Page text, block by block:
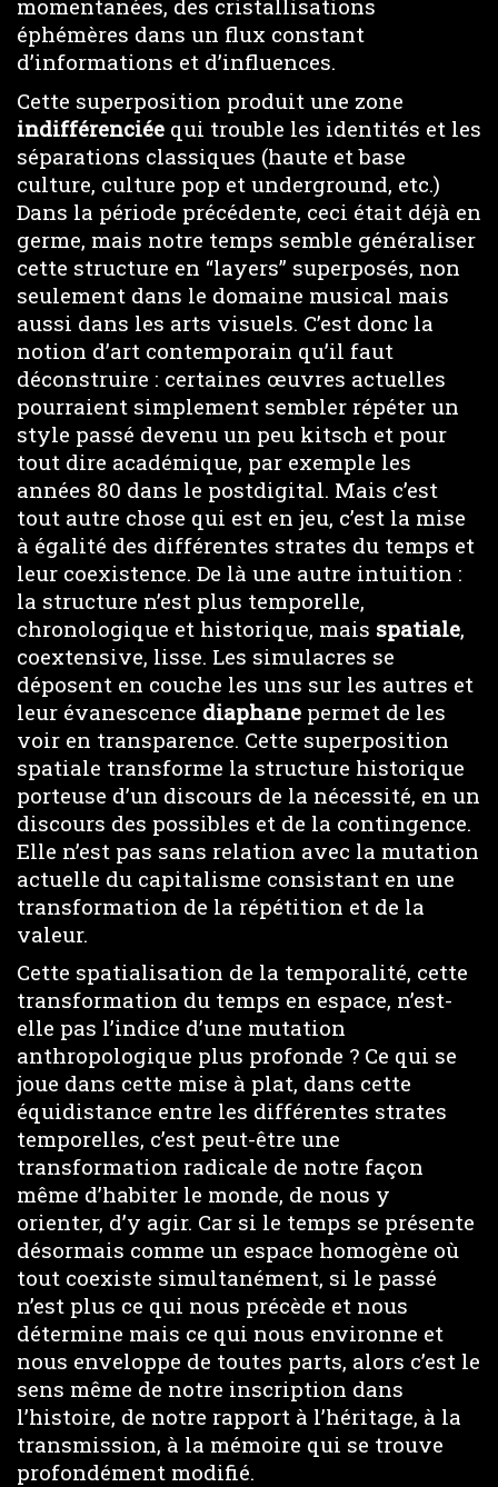
momentanées, des cristallisations
éphémères dans un flux constant
d’informations et d’influences.
Cette superposition produit une zone
indifférenciée qui trouble les identités et les
séparations classiques (haute et base
culture, culture pop et underground, etc.)
Dans la période précédente, ceci était déjà en
germe, mais notre temps semble généraliser
cette structure en “layers” superposés, non
seulement dans le domaine musical mais
aussi dans les arts visuels. C’est donc la
notion d’art contemporain qu’il faut
déconstruire : certaines œuvres actuelles
pourraient simplement sembler répéter un
style passé devenu un peu kitsch et pour
tout dire académique, par exemple les
années 80 dans le postdigital. Mais c’est
tout autre chose qui est en jeu, c’est la mise
à égalité des différentes strates du temps et
leur coexistence. De là une autre intuition :
la structure n’est plus temporelle,
chronologique et historique, mais spatiale,
coextensive, lisse. Les simulacres se
déposent en couche les uns sur les autres et
leur évanescence diaphane permet de les
voir en transparence. Cette superposition
spatiale transforme la structure historique
porteuse d’un discours de la nécessité, en un
discours des possibles et de la contingence.
Elle n’est pas sans relation avec la mutation
actuelle du capitalisme consistant en une
transformation de la répétition et de la
valeur.
Cette spatialisation de la temporalité, cette
transformation du temps en espace, n’est-
elle pas l’indice d’une mutation
anthropologique plus profonde ? Ce qui se
joue dans cette mise à plat, dans cette
équidistance entre les différentes strates
temporelles, c’est peut-être une
transformation radicale de notre façon
même d’habiter le monde, de nous y
orienter, d’y agir. Car si le temps se présente
désormais comme un espace homogène où
tout coexiste simultanément, si le passé
n’est plus ce qui nous précède et nous
détermine mais ce qui nous environne et
nous enveloppe de toutes parts, alors c’est le
sens même de notre inscription dans
l’histoire, de notre rapport à l’héritage, à la
transmission, à la mémoire qui se trouve
profondément modifié.